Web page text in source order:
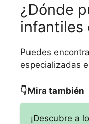
¿Dónde
infantiles
Puedes
especializadas
👇Mira también
¡Descubre a